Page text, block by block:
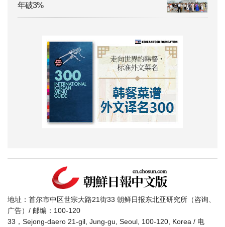
年破3%
地址：首尔市中区世宗大路21街33 朝鲜日报东北亚研究所（咨询、
广告）/ 邮编：100-120
33，Sejong-daero 21-gil, Jung-gu, Seoul, 100-120, Korea / 电